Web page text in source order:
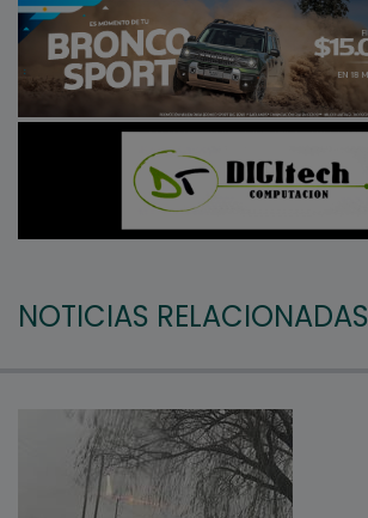
NOTICIAS RELACIONADAS